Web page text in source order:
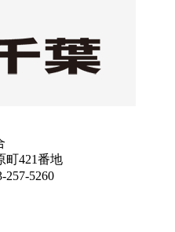
町421番地
257-5260